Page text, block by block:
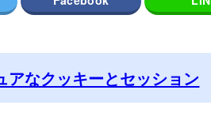
アなクッキーとセッション